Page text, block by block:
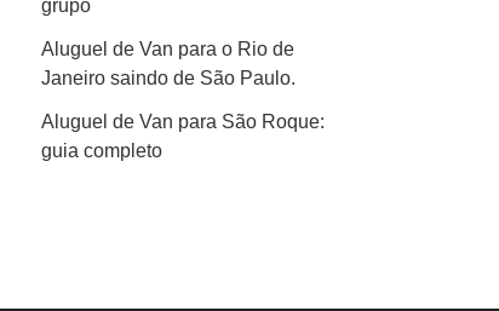
grupo
Aluguel de Van para o Rio de
Janeiro saindo de São Paulo.
Aluguel de Van para São Roque:
guia completo